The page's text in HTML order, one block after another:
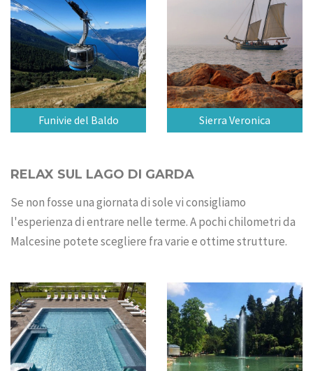
Funivie del Baldo Sierra Veronica
RELAX SUL LAGO DI GARDA
Se non fosse una giornata di sole vi consigliamo
l'esperienza di entrare nelle terme. A pochi chilometri da
Malcesine potete scegliere fra varie e ottime strutture.